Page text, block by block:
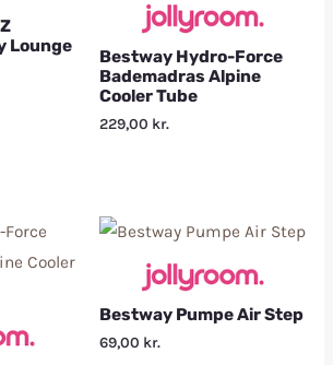
Lounge
Bestway Hydro-Force
Bademadras Alpine
Cooler Tube
229,00 kr.
Bestway Pumpe Air Step
69,00 kr.